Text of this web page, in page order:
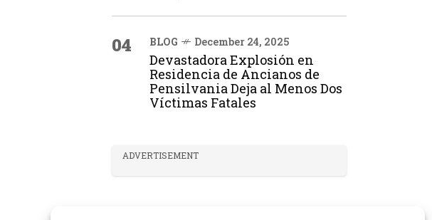
04 BLOG December 24, 2025
Devastadora Explosión en
Residencia de Ancianos de
Pensilvania Deja al Menos Dos
Víctimas Fatales
ADVERTISEMENT